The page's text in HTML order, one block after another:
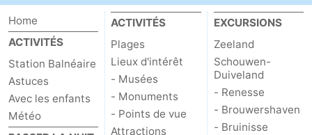
Home
ACTIVITÉS
Station Balnéaire
Astuces
Avec les enfants
Météo
ACTIVITÉS
Plages
Lieux d'intérêt
- Musées
- Monuments
- Points de vue
Attractions
EXCURSIONS
Zeeland
Schouwen-
Duiveland
- Renesse
- Brouwershaven
- Bruinisse